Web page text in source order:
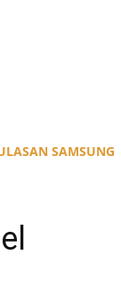
SAMSUNG